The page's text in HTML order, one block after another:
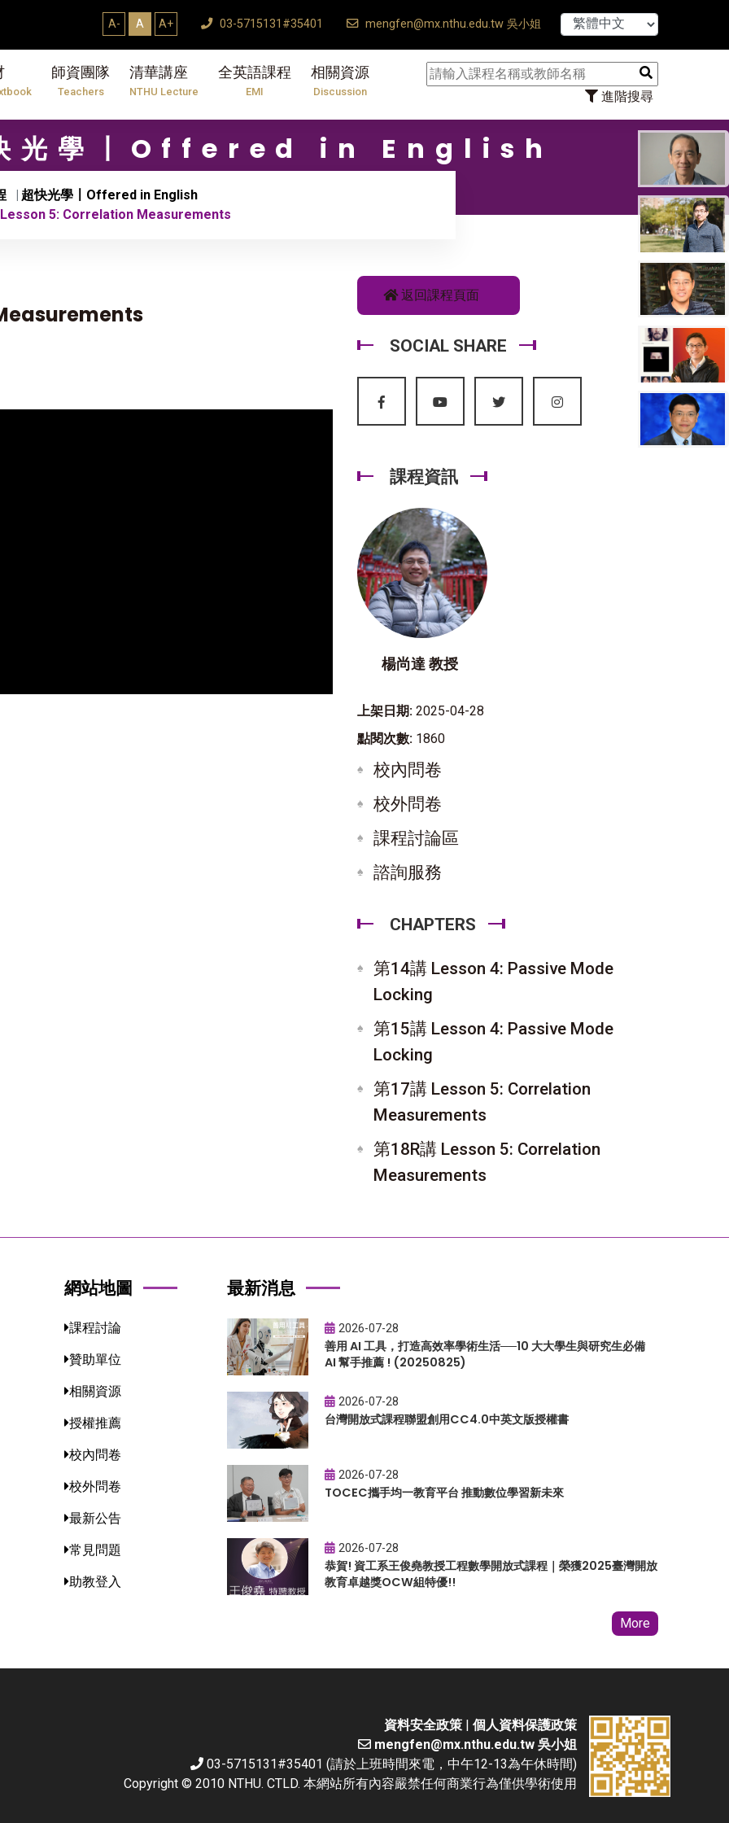
A- A A+ 03-5715131#35401 mengfen@mx.nthu.edu.tw 吳小姐
師資團隊
Teachers
清華講座
NTHU Lecture
全英語課程
EMI
相關資源
Discussion 進階搜尋
【7/31】114
光學〡Offered in English
超快光學〡Offered in English
5: Correlation Measurements
返回課程頁面
SOCIAL SHARE
課程資訊
楊尚達 教授
上架日期: 2025-04-28
點閱次數: 1860
校內問卷
校外問卷
課程討論區
諮詢服務
CHAPTERS
第14講 Lesson 4: Passive Mode
Locking
第15講 Lesson 4: Passive Mode
Locking
第17講 Lesson 5: Correlation
Measurements
第18R講 Lesson 5: Correlation
Measurements
網站地圖
課程討論
贊助單位
相關資源
授權推薦
校內問卷
校外問卷
最新公告
常見問題
助教登入
最新消息
2026-07-28
善用 AI 工具，打造高效率學術生活──10 大大學生與研究生必備
AI 幫手推薦 ! (20250825)
2026-07-28
台灣開放式課程聯盟創用CC4.0中英文版授權書
2026-07-28
TOCEC攜手均一教育平台 推動數位學習新未來
2026-07-28
恭賀! 資工系王俊堯教授工程數學開放式課程｜榮獲2025臺灣開放
教育卓越獎OCW組特優!!
More
資料安全政策 | 個人資料保護政策
mengfen@mx.nthu.edu.tw 吳小姐
03-5715131#35401 (請於上班時間來電，中午12-13為午休時間)
Copyright © 2010 NTHU. CTLD. 本網站所有內容嚴禁任何商業行為僅供學術使用